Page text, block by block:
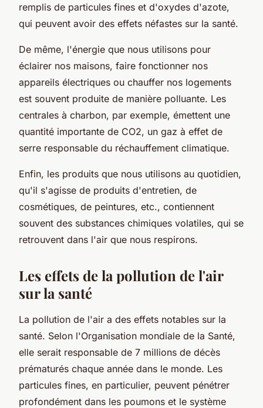
remplis de particules fines et d'oxydes d'azote,
qui peuvent avoir des effets néfastes sur la santé.
De même, l'énergie que nous utilisons pour
éclairer nos maisons, faire fonctionner nos
appareils électriques ou chauffer nos logements
est souvent produite de manière polluante. Les
centrales à charbon, par exemple, émettent une
quantité importante de CO2, un gaz à effet de
serre responsable du réchauffement climatique.
Enfin, les produits que nous utilisons au quotidien,
qu'il s'agisse de produits d'entretien, de
cosmétiques, de peintures, etc., contiennent
souvent des substances chimiques volatiles, qui se
retrouvent dans l'air que nous respirons.
Les effets de la pollution de l'air
sur la santé
La pollution de l'air a des effets notables sur la
santé. Selon l'Organisation mondiale de la Santé,
elle serait responsable de 7 millions de décès
prématurés chaque année dans le monde. Les
particules fines, en particulier, peuvent pénétrer
profondément dans les poumons et le système